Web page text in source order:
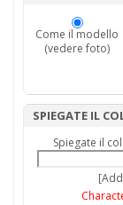
Come il modello
(vedere foto)
SPIEGATE IL
Spiegate il